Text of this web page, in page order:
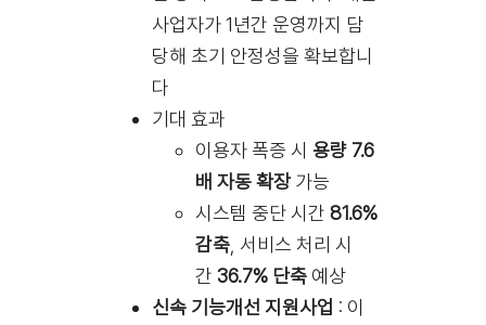
사업자가 1년간 운영까지 담
당해 초기 안정성을 확보합니
다
기대 효과
이용자 폭증 시 용량 7.6
배 자동 확장가능
시스템 중단 시간 81.6%
감축, 서비스 처리 시
간 36.7% 단축예상
신속 기능개선 지원사업 : 이